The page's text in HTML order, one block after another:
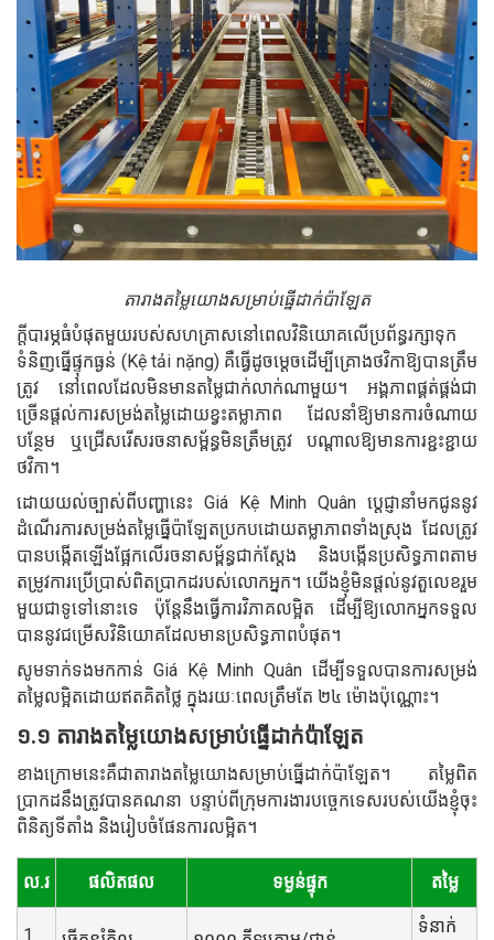
តារាងតម្លៃយោងសម្រាប់ធ្នើដាក់ប៉ាឡែត
ក្តីបារម្ភធំបំផុតមួយរបស់សហគ្រាសនៅពេលវិនិយោគលើប្រព័ន្ធរក្សាទុក
ទំនិញធ្នើផ្ទុកធ្ងន់ (Kệ tải nặng) គឺធ្វើដូចម្តេចដើម្បីគ្រោងថវិកាឱ្យបានត្រឹម
ត្រូវ នៅពេលដែលមិនមានតម្លៃជាក់លាក់ណាមួយ។ អង្គភាពផ្គត់ផ្គង់ជា
ច្រើនផ្តល់ការសម្រង់តម្លៃដោយខ្វះតម្លាភាព ដែលនាំឱ្យមានការចំណាយ
បន្ថែម ឬជ្រើសរើសរចនាសម្ព័ន្ធមិនត្រឹមត្រូវ បណ្តាលឱ្យមានការខ្ជះខ្ជាយ
ថវិកា។
ដោយយល់ច្បាស់ពីបញ្ហានេះ Giá Kệ Minh Quân ប្តេជ្ញានាំមកជូននូវ
ដំណើរការសម្រង់តម្លៃធ្នើប៉ាឡែតប្រកបដោយតម្លាភាពទាំងស្រុង ដែលត្រូវ
បានបង្កើតឡើងផ្អែកលើរចនាសម្ព័ន្ធជាក់ស្តែង និងបង្កើនប្រសិទ្ធភាពតាម
តម្រូវការប្រើប្រាស់ពិតប្រាកដរបស់លោកអ្នក។ យើងខ្ញុំមិនផ្តល់នូវតួលេខរួម
មួយជាទូទៅនោះទេ ប៉ុន្តែនឹងធ្វើការវិភាគលម្អិត ដើម្បីឱ្យលោកអ្នកទទួល
បាននូវជម្រើសវិនិយោគដែលមានប្រសិទ្ធភាពបំផុត។
សូមទាក់ទងមកកាន់ Giá Kệ Minh Quân ដើម្បីទទួលបានការសម្រង់
តម្លៃលម្អិតដោយឥតគិតថ្លៃ ក្នុងរយៈពេលត្រឹមតែ ២៤ ម៉ោងប៉ុណ្ណោះ។
១.១ តារាងតម្លៃយោងសម្រាប់ធ្នើដាក់ប៉ាឡែត
ខាងក្រោមនេះគឺជាតារាងតម្លៃយោងសម្រាប់ធ្នើដាក់ប៉ាឡែត។ តម្លៃពិត
ប្រាកដនឹងត្រូវបានគណនា បន្ទាប់ពីក្រុមការងារបច្ចេកទេសរបស់យើងខ្ញុំចុះ
ពិនិត្យទីតាំង និងរៀបចំផែនការលម្អិត។
ល.រ ផលិតផល ទម្ងន់ផ្ទុក តម្លៃ
1 ទំនាក់